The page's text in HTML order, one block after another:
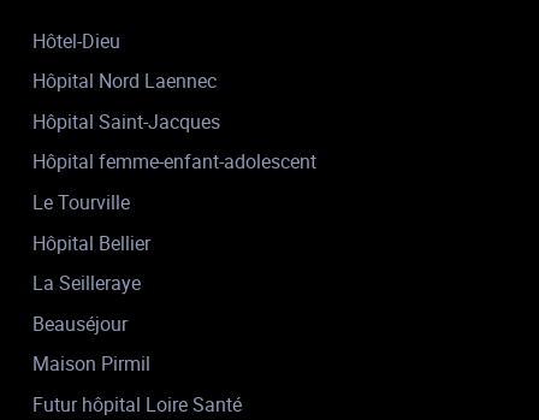
Hôtel-Dieu
Hôpital Nord Laennec
Hôpital Saint-Jacques
Hôpital femme-enfant-adolescent
Le Tourville
Hôpital Bellier
La Seilleraye
Beauséjour
Maison Pirmil
Futur hôpital Loire Santé